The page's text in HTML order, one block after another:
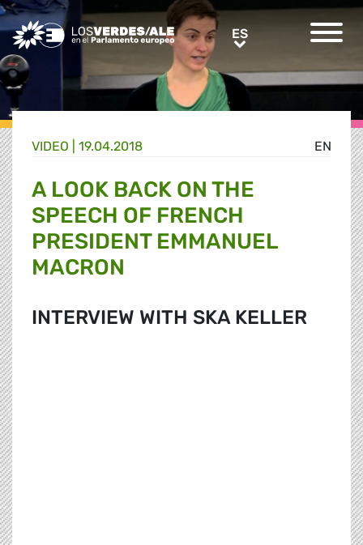
Greens/EFA Home ESES
EN
VIDEO | 19.04.2018
A LOOK BACK ON THE
SPEECH OF FRENCH
PRESIDENT EMMANUEL
MACRON
INTERVIEW WITH SKA KELLER